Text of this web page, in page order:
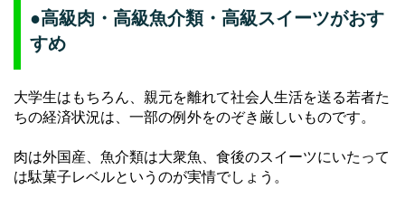
●高級肉・高級魚介類・高級スイーツがおす
すめ
大学生はもちろん、親元を離れて社会人生活を送る若者た
ちの経済状況は、一部の例外をのぞき厳しいものです。
肉は外国産、魚介類は大衆魚、食後のスイーツにいたって
は駄菓子レベルというのが実情でしょう。